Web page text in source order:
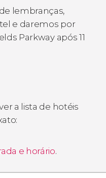
lembranças,
e daremos por
Parkway após 11
a lista de hotéis
e horário.